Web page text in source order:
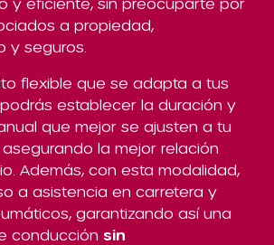
a propiedad,
y seguros.
flexible que se adapta a tus
establecer la duración y
que mejor se ajusten a tu
la mejor relación
Además, con esta modalidad,
a asistencia en carretera y
garantizando así una
conducción sin